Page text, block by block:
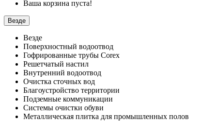
Ваша корзина пуста!
Везде
Везде
Поверхностный водоотвод
Гофрированные трубы Corex
Решетчатый настил
Внутренний водоотвод
Очистка сточных вод
Благоустройство территории
Подземные коммуникации
Системы очистки обуви
Металлическая плитка для промышленных полов